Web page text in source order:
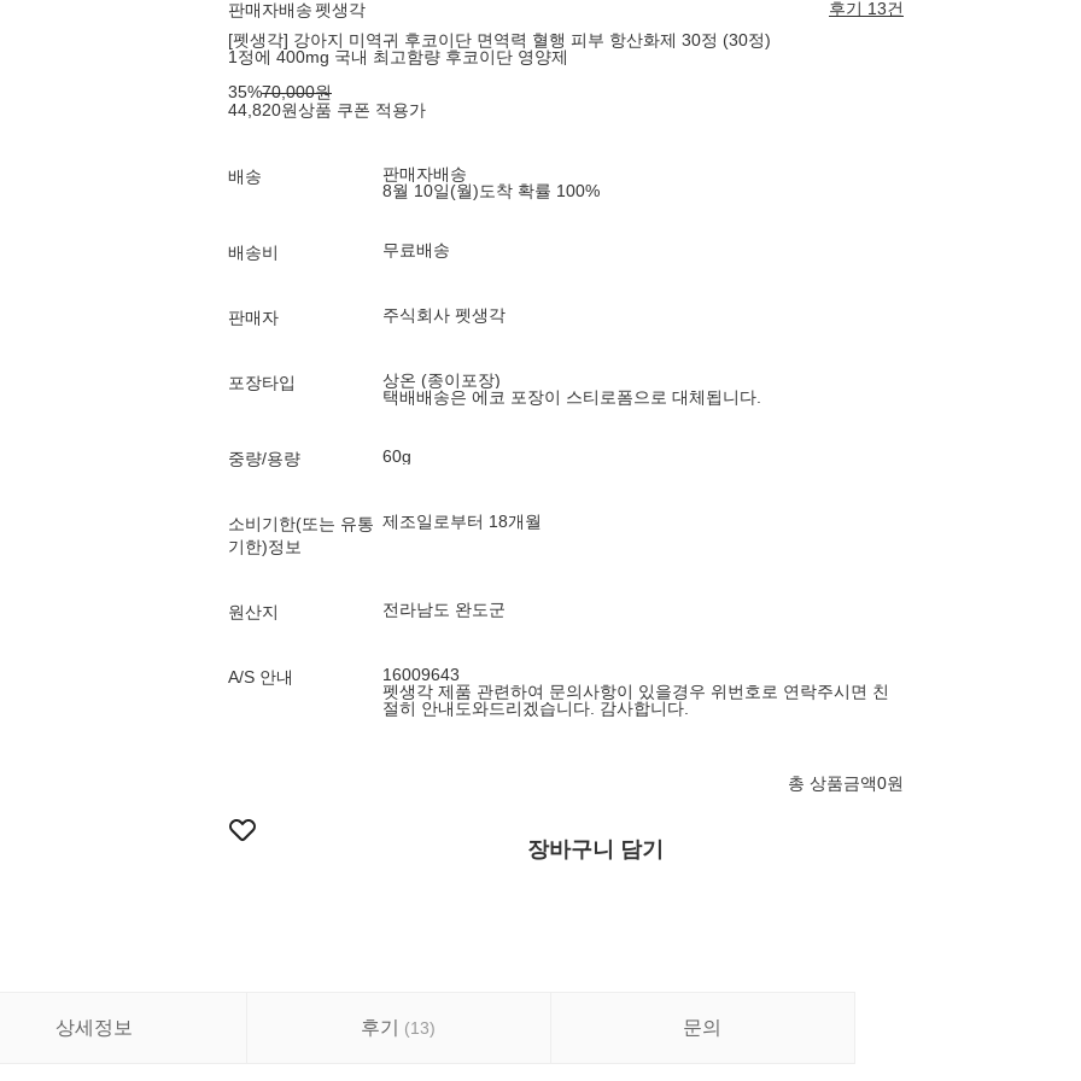
판매자배송펫생각
후기 13건
[펫생각] 강아지 미역귀 후코이단 면역력 혈행 피부 항산화제 30정 (30정)
1정에 400mg 국내 최고함량 후코이단 영양제
35%70,000원
44,820원상품 쿠폰 적용가
배송
판매자배송
8월 10일(월)도착 확률 100%
배송비 무료배송
판매자 주식회사 펫생각
포장타입
상온 (종이포장)
택배배송은 에코 포장이 스티로폼으로 대체됩니다.
중량/용량 60g
소비기한(또는 유통
기한)정보
제조일로부터 18개월
원산지 전라남도 완도군
A/S 안내
16009643
펫생각 제품 관련하여 문의사항이 있을경우 위번호로 연락주시면 친
절히 안내도와드리겠습니다. 감사합니다.
총 상품금액0원
장바구니 담기
상세정보 후기 (13) 문의